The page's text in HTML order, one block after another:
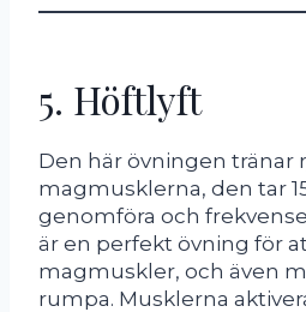
5. Höftlyft
Den här övningen tränar
magmusklerna, den tar
genomföra och
är en perfekt övning för
magmuskler, och även
rumpa. Musklerna